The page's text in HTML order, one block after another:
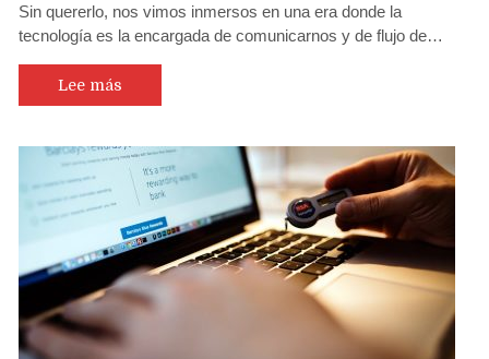
Sin quererlo, nos vimos inmersos en una era donde la
tecnología es la encargada de comunicarnos y de flujo de…
Lee más